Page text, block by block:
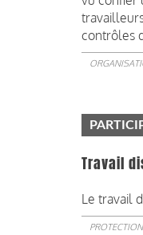
contrôles
Travail
Le travail